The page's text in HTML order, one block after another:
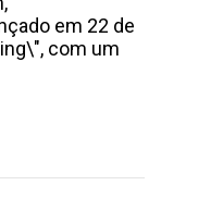
em 22 de
com um